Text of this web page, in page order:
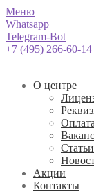
Меню
Whatsapp
Telegram-Bot
+7 (495) 266-60-14
О центре
Статьи
Акции
Контакты